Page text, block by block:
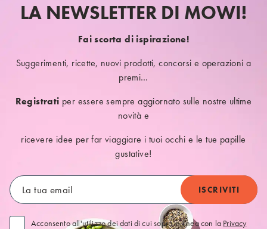
LA NEWSLETTER DI MOWI!
Fai scorta di ispirazione!
Suggerimenti, ricette, nuovi prodotti, concorsi e operazioni a
premi…
Registrati per essere sempre aggiornato sulle nostre ultime
novità e
ricevere idee per far viaggiare i tuoi occhi e le tue papille
gustative!
Acconsento all'utilizzo dei dati di cui sopra in linea con la Privacy